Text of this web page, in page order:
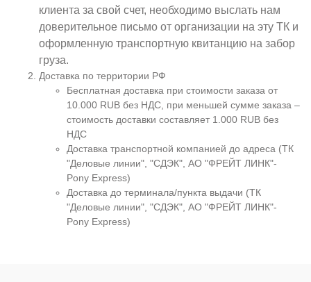
клиента за свой счет, необходимо выслать нам
доверительное письмо от организации на эту ТК и
оформленную транспортную квитанцию на забор
груза.
Доставка по территории РФ
Бесплатная доставка при стоимости заказа от
10.000 RUB без НДС, при меньшей сумме заказа –
стоимость доставки составляет 1.000 RUB без
НДС
Доставка транспортной компанией до адреса (ТК
"Деловые линии", "СДЭК", АО "ФРЕЙТ ЛИНК"-
Pony Express)
Доставка до терминала/пункта выдачи (ТК
"Деловые линии", "СДЭК", АО "ФРЕЙТ ЛИНК"-
Pony Express)